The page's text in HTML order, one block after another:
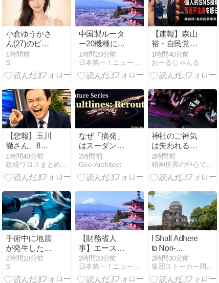
小倉ゆうかさ
ん(27)のビキ
ニ＆ランジェ
リー姿に反
響… 7年ぶり
表紙巻頭
1時間前
S
中国製ルータ
ー20機種にバ
ックドア 外部
から完全制御
できる機能が
た
1時間20分前
【速報】森山
裕・自民党前
幹事長「高市
総理の個人的
なSNS投稿が
怒らせた」
1時間40分前
おーるじゃんる
【悲報】玉川
徹さん、8月6
日の原爆の日
にトンデモ持
論を展開し物
「それ、今日
言うことなの
か…？」ｗｗ
ｗｗｗｗｗｗ
ｗｗｗｗｗ
1時間40分前
政経ワロスまとめニュース
なぜ「摘発」
はスーダンの
金の流出を止
められないの
か：紛争経済
2時間前
Geo-Architect
神社のご神気
は失われるの
か ～火災の
後、私が見た
真実～
2時間前
精神世界の中心でブレイクダンスを踊る
手術中に地震
が発生した熊
本県八代市の
「熊本総合病
院」の当時の
2時間10分前
S
【財務省人
事】エース級
の財務官僚・
一松旬氏が”異
例転出”へ 官
2時間20分前
日本第一！ニュース録
I Shall Adhere
to Non-
Nuclear
Principles in
Accordance
2時間30分前
集団ストーカー問題を克服する